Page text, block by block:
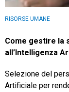
RISORSE UMANE
Come gestire la
all’Intelligenza
Selezione del
Artificiale per